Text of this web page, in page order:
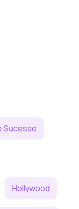
Sucesso
Hollywood